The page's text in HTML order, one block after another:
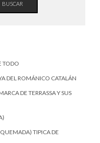
BUSCAR
TODO
DEL ROMÁNICO CATALÁN
DE TERRASSA Y SUS
TIPICA DE